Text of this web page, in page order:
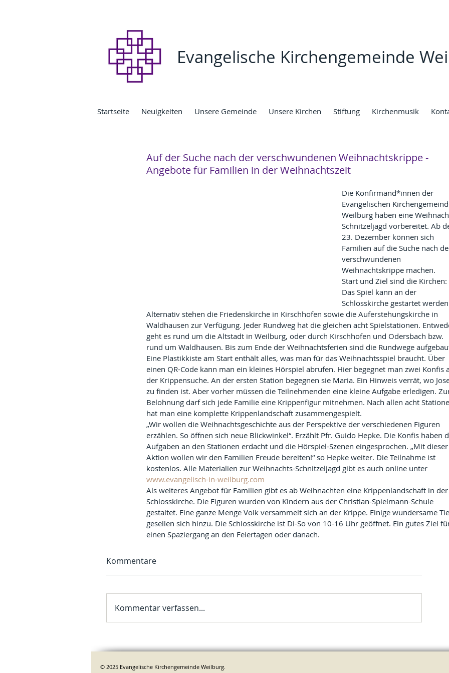
Evangelische Kirchengemeinde
Startseite Neuigkeiten Unsere Gemeinde Unsere Kirchen Stiftung Kirchenmusik
Auf der Suche nach der verschwundenen Weihnachtskrippe -
Angebote für Familien in der Weihnachtszeit
Die Konfirmand*innen der
Evangelischen
Weilburg haben eine
Schnitzeljagd vorbereitet. Ab
23. Dezember können sich
Familien auf die Suche nach
verschwundenen
Weihnachtskrippe machen.
Start und Ziel sind die Kirchen:
Das Spiel kann an der
Schlosskirche gestartet
Alternativ stehen die Friedenskirche in Kirschhofen sowie die Auferstehungskirche in
Waldhausen zur Verfügung. Jeder Rundweg hat die gleichen acht Spielstationen.
geht es rund um die Altstadt in Weilburg, oder durch Kirschhofen und Odersbach bzw.
rund um Waldhausen. Bis zum Ende der Weihnachtsferien sind die Rundwege
Eine Plastikkiste am Start enthält alles, was man für das Weihnachtsspiel braucht. Über
einen QR-Code kann man ein kleines Hörspiel abrufen. Hier begegnet man zwei Konfis
der Krippensuche. An der ersten Station begegnen sie Maria. Ein Hinweis verrät, wo
zu finden ist. Aber vorher müssen die Teilnehmenden eine kleine Aufgabe erledigen.
Belohnung darf sich jede Familie eine Krippenfigur mitnehmen. Nach allen acht
hat man eine komplette Krippenlandschaft zusammengespielt.
„Wir wollen die Weihnachtsgeschichte aus der Perspektive der verschiedenen Figuren
erzählen. So öffnen sich neue Blickwinkel“. Erzählt Pfr. Guido Hepke. Die Konfis haben
Aufgaben an den Stationen erdacht und die Hörspiel-Szenen eingesprochen. „Mit dieser
Aktion wollen wir den Familien Freude bereiten!“ so Hepke weiter. Die Teilnahme ist
kostenlos. Alle Materialien zur Weihnachts-Schnitzeljagd gibt es auch online unter
www.evangelisch-in-weilburg.com
Als weiteres Angebot für Familien gibt es ab Weihnachten eine Krippenlandschaft in der
Schlosskirche. Die Figuren wurden von Kindern aus der Christian-Spielmann-Schule
gestaltet. Eine ganze Menge Volk versammelt sich an der Krippe. Einige wundersame
gesellen sich hinzu. Die Schlosskirche ist Di-So von 10-16 Uhr geöffnet. Ein gutes Ziel
einen Spaziergang an den Feiertagen oder danach.
Kommentare
Kommentar verfassen...
© 2025 Evangelische Kirchengemeinde Weilburg.